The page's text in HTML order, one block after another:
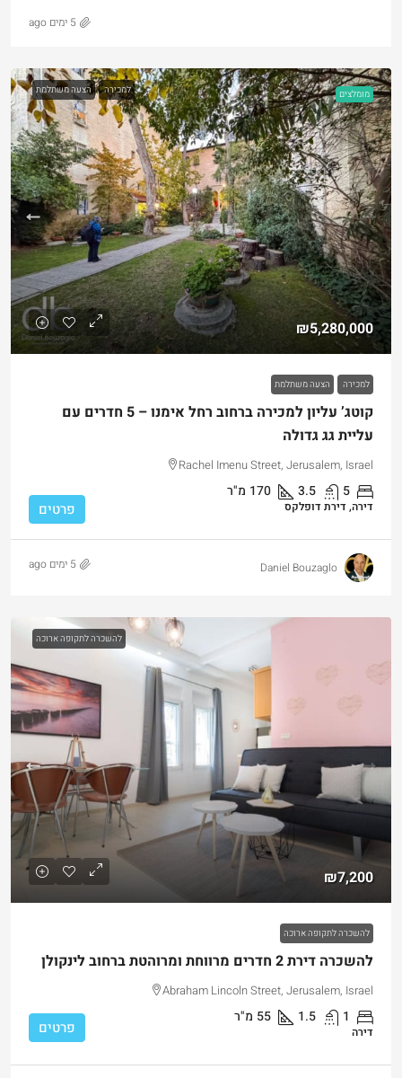
5 ימים ago
מומלצים למכירה הצעה משתלמת
₪5,280,000
למכירה הצעה משתלמת
קוטג’ עליון למכירה ברחוב רחל אימנו – 5 חדרים עם
עליית גג גדולה
Rachel Imenu Street, Jerusalem, Israel
5
3.5
170 מ"ר
דירה, דירת דופלקס פרטים
Daniel Bouzaglo 5 ימים ago
להשכרה לתקופה ארוכה
₪7,200
להשכרה לתקופה ארוכה
להשכרה דירת 2 חדרים מרווחת ומרוהטת ברחוב לינקולן
Abraham Lincoln Street, Jerusalem, Israel
1
1.5
55 מ"ר
דירה פרטים